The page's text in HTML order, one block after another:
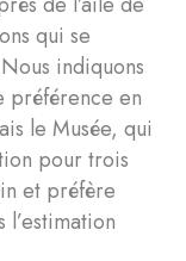
qui se
indiquons
préférence en
le Musée, qui
pour trois
et préfère